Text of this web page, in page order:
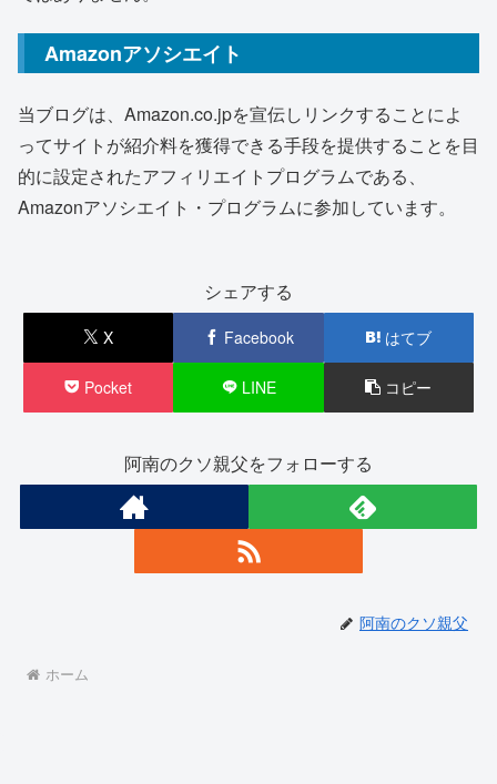
Amazonアソシエイト
当ブログは、Amazon.co.jpを宣伝しリンクすることによ
ってサイトが紹介料を獲得できる手段を提供することを目
的に設定されたアフィリエイトプログラムである、
Amazonアソシエイト・プログラムに参加しています。
シェアする
X Facebook はてブ
Pocket LINE コピー
阿南のクソ親父をフォローする
阿南のクソ親父
ホーム